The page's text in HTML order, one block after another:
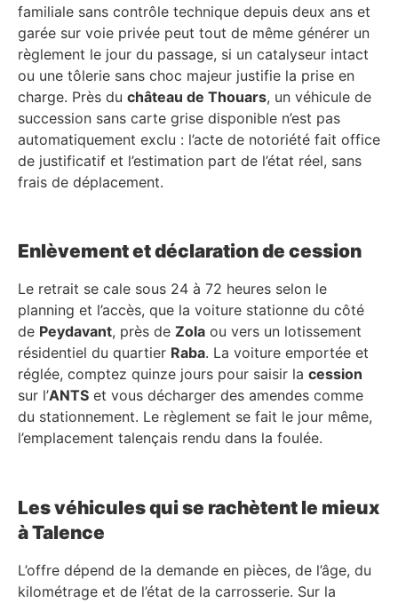
familiale sans contrôle technique depuis deux ans et
garée sur voie privée peut tout de même générer un
règlement le jour du passage, si un catalyseur intact
ou une tôlerie sans choc majeur justifie la prise en
charge. Près du château de Thouars, un véhicule de
succession sans carte grise disponible n’est pas
automatiquement exclu : l’acte de notoriété fait office
de justificatif et l’estimation part de l’état réel, sans
frais de déplacement.
Enlèvement et déclaration de cession
Le retrait se cale sous 24 à 72 heures selon le
planning et l’accès, que la voiture stationne du côté
de Peydavant, près de Zola ou vers un lotissement
résidentiel du quartier Raba. La voiture emportée et
réglée, comptez quinze jours pour saisir la cession
sur l’ANTS et vous décharger des amendes comme
du stationnement. Le règlement se fait le jour même,
l’emplacement talençais rendu dans la foulée.
Les véhicules qui se rachètent le mieux
à Talence
L’offre dépend de la demande en pièces, de l’âge, du
kilométrage et de l’état de la carrosserie. Sur la